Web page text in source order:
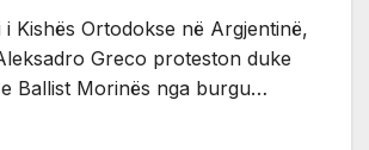
Kishës Ortodokse në Argjentinë,
Greco proteston duke
Ballist Morinës nga burgu…